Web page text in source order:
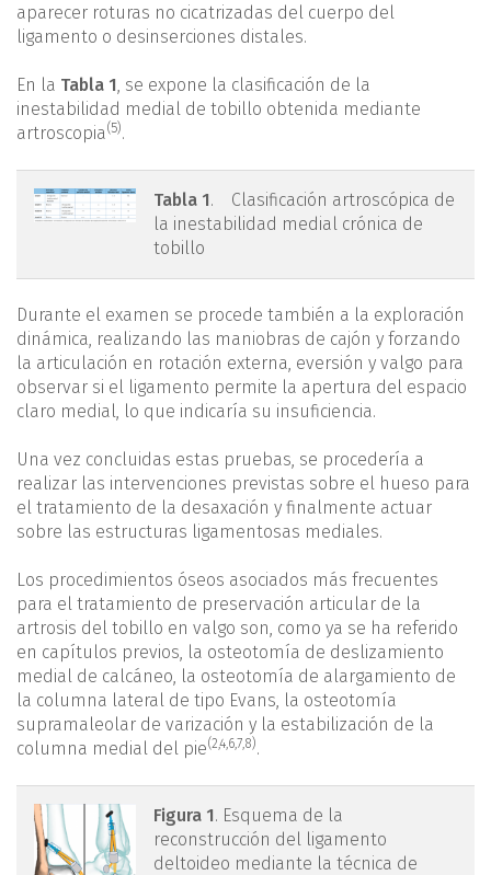
aparecer roturas no cicatrizadas del cuerpo del
ligamento o desinserciones distales.
En la Tabla 1 , se expone la clasificación de la
inestabilidad medial de tobillo obtenida mediante
artroscopia (5).
tabla1.png
Tabla 1. Clasificación artroscópica de
la inestabilidad medial crónica de
tobillo
Durante el examen se procede también a la exploración
dinámica, realizando las maniobras de cajón y forzando
la articulación en rotación externa, eversión y valgo para
observar si el ligamento permite la apertura del espacio
claro medial, lo que indicaría su insuficiencia.
Una vez concluidas estas pruebas, se procedería a
realizar las intervenciones previstas sobre el hueso para
el tratamiento de la desaxación y finalmente actuar
sobre las estructuras ligamentosas mediales.
Los procedimientos óseos asociados más frecuentes
para el tratamiento de preservación articular de la
artrosis del tobillo en valgo son, como ya se ha referido
en capítulos previos, la osteotomía de deslizamiento
medial de calcáneo, la osteotomía de alargamiento de
la columna lateral de tipo Evans, la osteotomía
supramaleolar de varización y la estabilización de la
columna medial del pie(24 67 8).
figura1.png
Figura 1. Esquema de la
reconstrucción del ligamento
deltoideo mediante la técnica de